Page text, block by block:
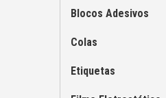
Blocos Adesivos
Colas
Etiquetas